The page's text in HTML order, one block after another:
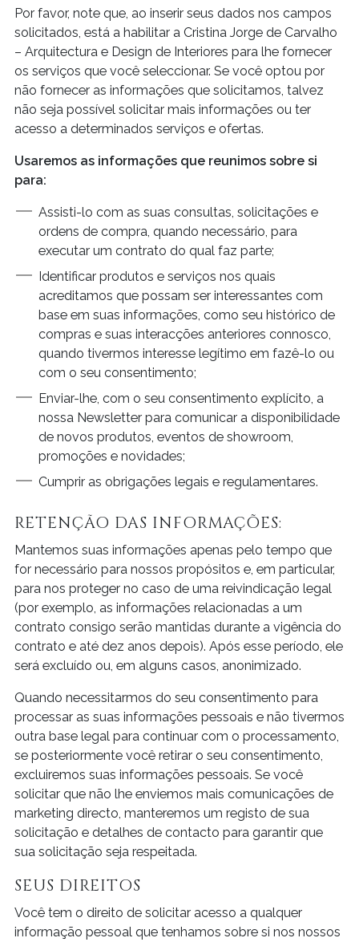
Por favor, note que, ao inserir seus dados nos campos
solicitados, está a habilitar a Cristina Jorge de Carvalho
– Arquitectura e Design de Interiores para lhe fornecer
os serviços que você seleccionar. Se você optou por
não fornecer as informações que solicitamos, talvez
não seja possível solicitar mais informações ou ter
acesso a determinados serviços e ofertas.
Usaremos as informações que reunimos sobre si
para:
Assisti-lo com as suas consultas, solicitações e
ordens de compra, quando necessário, para
executar um contrato do qual faz parte;
Identificar produtos e serviços nos quais
acreditamos que possam ser interessantes com
base em suas informações, como seu histórico de
compras e suas interacções anteriores connosco,
quando tivermos interesse legítimo em fazê-lo ou
com o seu consentimento;
Enviar-lhe, com o seu consentimento explícito, a
nossa Newsletter para comunicar a disponibilidade
de novos produtos, eventos de showroom,
promoções e novidades;
Cumprir as obrigações legais e regulamentares.
RETENÇÃO DAS INFORMAÇÕES:
Mantemos suas informações apenas pelo tempo que
for necessário para nossos propósitos e, em particular,
para nos proteger no caso de uma reivindicação legal
(por exemplo, as informações relacionadas a um
contrato consigo serão mantidas durante a vigência do
contrato e até dez anos depois). Após esse período, ele
será excluído ou, em alguns casos, anonimizado.
Quando necessitarmos do seu consentimento para
processar as suas informações pessoais e não tivermos
outra base legal para continuar com o processamento,
se posteriormente você retirar o seu consentimento,
excluiremos suas informações pessoais. Se você
solicitar que não lhe enviemos mais comunicações de
marketing directo, manteremos um registo de sua
solicitação e detalhes de contacto para garantir que
sua solicitação seja respeitada.
SEUS DIREITOS
Você tem o direito de solicitar acesso a qualquer
informação pessoal que tenhamos sobre si nos nossos